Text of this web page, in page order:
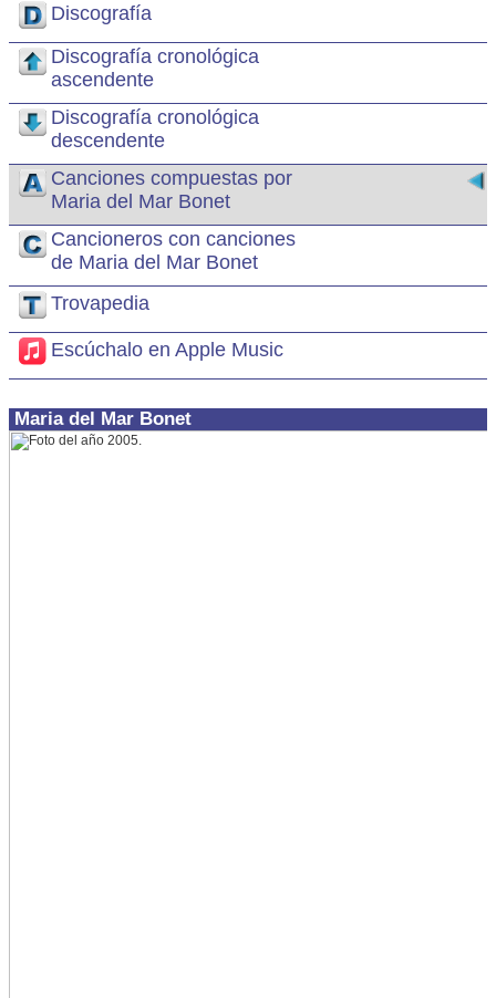
Discografía
Discografía cronológica
ascendente
Discografía cronológica
descendente
Canciones compuestas por
Maria del Mar Bonet
Cancioneros con canciones
de Maria del Mar Bonet
Trovapedia
Escúchalo en Apple Music
Maria del Mar Bonet